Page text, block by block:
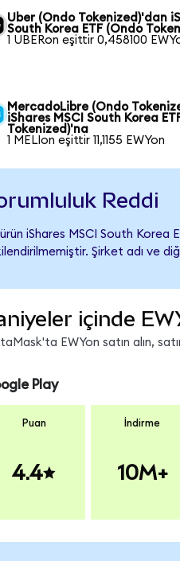
Uber (Ondo Tokenized)'dan
South Korea ETF (Ondo
1 UBERon eşittir 0,458100
MercadoLibre (Ondo
iShares MSCI South Korea
Tokenized)'na
1 MELIon eşittir 11,1155 EWYon
Reddi
ürün iShares MSCI South
Şirket adı ve
içinde
EWYon satın alın,
Play
Puan
4.4
İndirme
10M+